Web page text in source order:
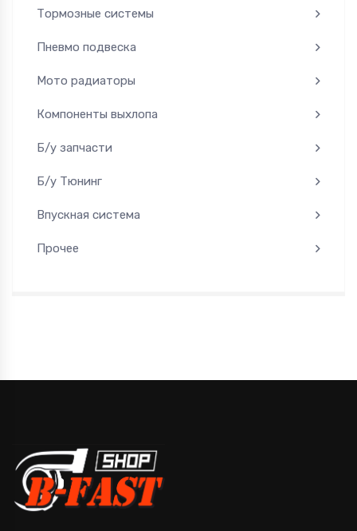
Тормозные системы
Пневмо подвеска
Мото радиаторы
Компоненты выхлопа
Б/у запчасти
Б/у Тюнинг
Впускная система
Прочее